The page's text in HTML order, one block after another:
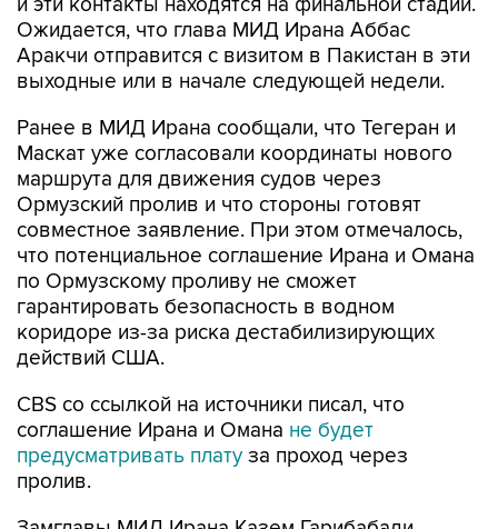
Ожидается, что глава МИД Ирана Аббас
Аракчи отправится с визитом в Пакистан в эти
выходные или в начале следующей недели.
Ранее в МИД Ирана сообщали, что Тегеран и
Маскат уже согласовали координаты нового
маршрута для движения судов через
Ормузский пролив и что стороны готовят
совместное заявление. При этом отмечалось,
что потенциальное соглашение Ирана и Омана
по Ормузскому проливу не сможет
гарантировать безопасность в водном
коридоре из-за риска дестабилизирующих
действий США.
CBS со ссылкой на источники писал, что
соглашение Ирана и Омана не будет
предусматривать плату за проход через
пролив.